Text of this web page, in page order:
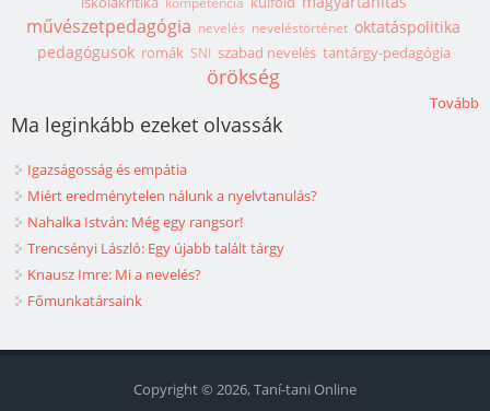
művészetpedagógia nevelés neveléstörténet oktatáspolitika
pedagógusok romák SNI szabad nevelés tantárgy-pedagógia
örökség
Tovább
Ma leginkább ezeket olvassák
Igazságosság és empátia
Miért eredménytelen nálunk a nyelvtanulás?
Nahalka István: Még egy rangsor!
Trencsényi László: Egy újabb talált tárgy
Knausz Imre: Mi a nevelés?
Főmunkatársaink
Copyright © 2026, Taní-tani Online